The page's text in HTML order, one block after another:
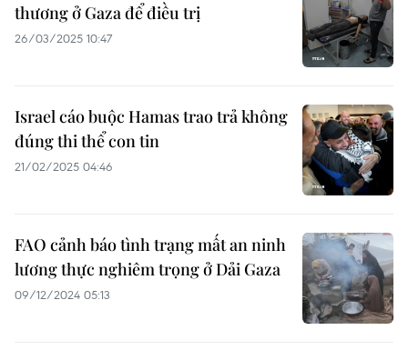
thương ở Gaza để điều trị
26/03/2025 10:47
Israel cáo buộc Hamas trao trả không
đúng thi thể con tin
21/02/2025 04:46
FAO cảnh báo tình trạng mất an ninh
lương thực nghiêm trọng ở Dải Gaza
09/12/2024 05:13